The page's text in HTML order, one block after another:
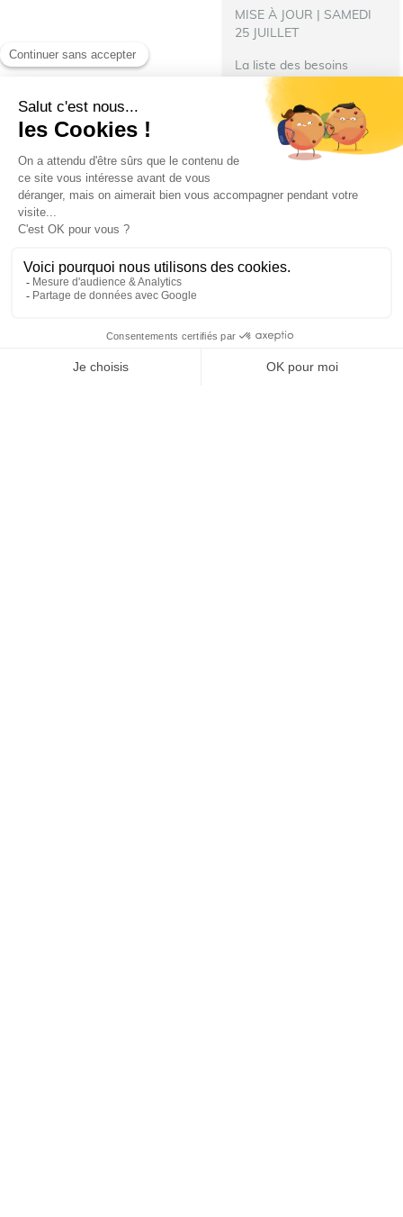
MISE À JOUR | SAMEDI
25 JUILLET
La liste des besoins
s’allonge !
besoin de nourriture pour
les repas des pompiers
hébergés à Talence.
N’hésitez pas à donner : ️
Ville de Talence
SHOW MORE